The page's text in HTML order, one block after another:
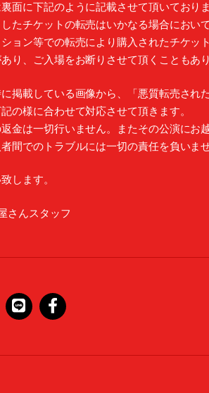
面に下記のように記載させて頂いておりま
したチケットの転売はいかなる場合におい
ション等での転売により購入されたチケ
り、ご入場をお断りさせて頂くこともあり
掲載している画像から、「悪質転売され
の様に合わせて対応させて頂きます。
返金は一切行いません。またその公演にお
間でのトラブルには一切の責任を負いませ
します。
さんスタッフ